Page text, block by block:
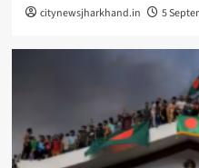
citynewsjharkhand.in 5